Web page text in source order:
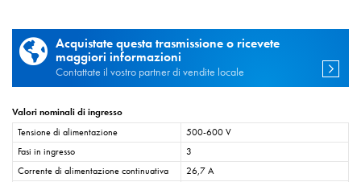
Acquistate questa trasmissione o ricevete
maggiori informazioni
Contattate il vostro partner di vendite locale
Valori nominali di ingresso
Tensione di alimentazione
500-600 V
Fasi in ingresso
3
Corrente di alimentazione continuativa
26,7 A